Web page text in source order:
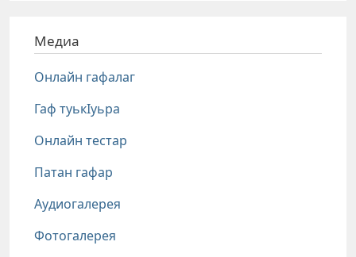
Медиа
Онлайн гафалаг
Гаф туькIуьра
Онлайн тестар
Патан гафар
Аудиогалерея
Фотогалерея